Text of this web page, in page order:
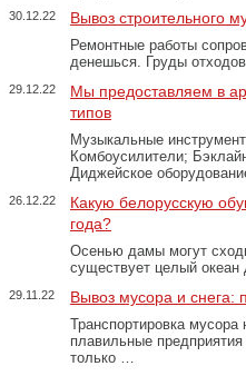
30.12.22 Вывоз строительного
Ремонтные работы
денешься. Груды
29.12.22
Мы предоставляем в
типов
Музыкальные
Комбоусилители;
Диджейское
26.12.22
Какую белорусскую
года?
Осенью дамы могут
существует целый
29.11.22 Вывоз мусора и
Транспортировка
плавильные
только …